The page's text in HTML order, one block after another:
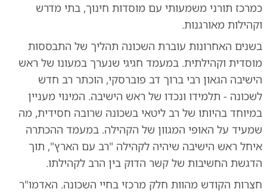
כמרכז תורני משמעותי עם מוסדות חינוך, בתי מדרש
וקהילות מאורגנות.
בשנים האחרונות עוברת השכונה תהליך של התבססות
מוסדית וקהילתית. במעמד חגיגי שנערך במעונו של ראש
הישיבה הגאון רבי ברוך דב פוברסקי, הוכתר רב חדש
לשכונה - תלמידו ונכדו של ראש הישיבה. המינוי מעניין
במיוחד בהיותו של רב ליטאי בשכונה שרובה חסידית, מה
שמעיד על האופי המגוון של הקהילה. במעמד ההכתרה
איחל ראש הישיבה שיהיה לקהילה "רב עם הארץ", תוך
הדגשת החשיבות של קשר הדוק בין הרב לקהילתו.
חצרות הקודש מהוות חלק מרכזי בחיי השכונה. האדמו"ר